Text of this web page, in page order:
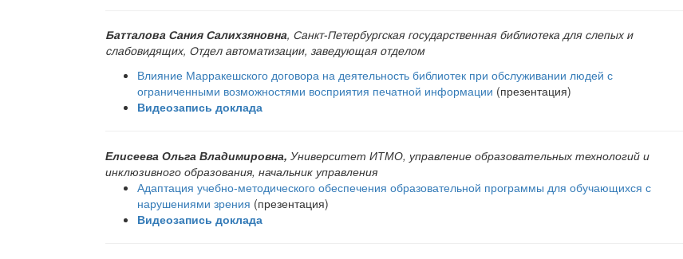
Батталова Сания Салихзяновна, Санкт-Петербургская государственная библиотека для слепых и
слабовидящих, Отдел автоматизации, заведующая отделом
Влияние Марракешского договора на деятельность библиотек при обслуживании людей с
ограниченными возможностями восприятия печатной информации (презентация)
Видеозапись доклада
Елисеева Ольга Владимировна, Университет ИТМО, управление образовательных технологий и
инклюзивного образования, начальник управления
Адаптация учебно-методического обеспечения образовательной программы для обучающихся с
нарушениями зрения (презентация)
Видеозапись доклада